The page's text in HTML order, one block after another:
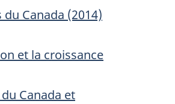
Canada (2014)
et la croissance
Canada et